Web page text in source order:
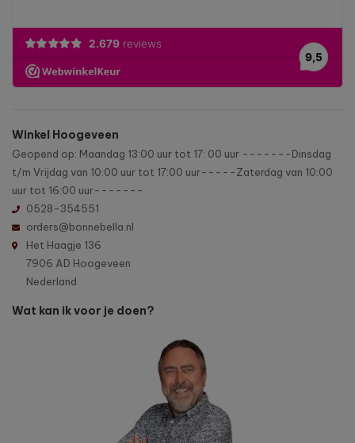
Winkel Hoogeveen
Geopend op: Maandag 13:00 uur tot 17: 00 uur -------Dinsdag
t/m Vrijdag van 10:00 uur tot 17:00 uur-----Zaterdag van 10:00
uur tot 16:00 uur-------
0528-354551
orders@bonnebella.nl
Het Haagje 136
7906 AD Hoogeveen
Nederland
Wat kan ik voor je doen?